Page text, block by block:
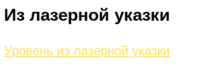
Из лазерной указки
Уровень из лазерной указки